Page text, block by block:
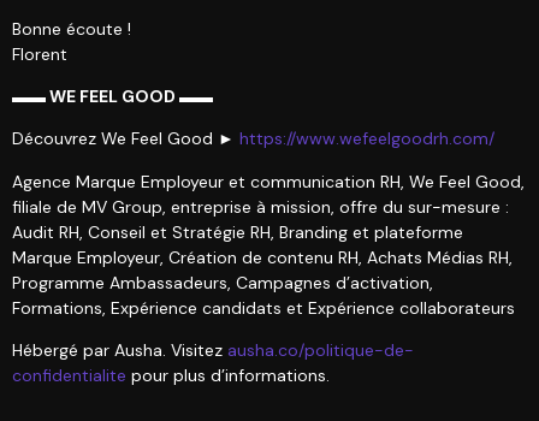
Bonne écoute !
Florent
▬▬ WE FEEL GOOD ▬▬
Découvrez We Feel Good ► https://www.wefeelgoodrh.com/
Agence Marque Employeur et communication RH, We Feel Good,
filiale de MV Group, entreprise à mission, offre du sur-mesure :
Audit RH, Conseil et Stratégie RH, Branding et plateforme
Marque Employeur, Création de contenu RH, Achats Médias RH,
Programme Ambassadeurs, Campagnes d’activation,
Formations, Expérience candidats et Expérience collaborateurs
Hébergé par Ausha. Visitez ausha.co/politique-de-
confidentialite pour plus d’informations.